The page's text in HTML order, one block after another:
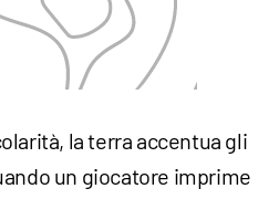
la terra accentua gli
un giocatore imprime